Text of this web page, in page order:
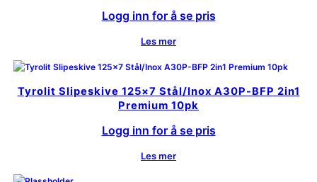
Logg inn for å se pris
Les mer
Tyrolit Slipeskive 125×7 Stål/Inox A30P-BFP 2in1
Premium 10pk
Logg inn for å se pris
Les mer